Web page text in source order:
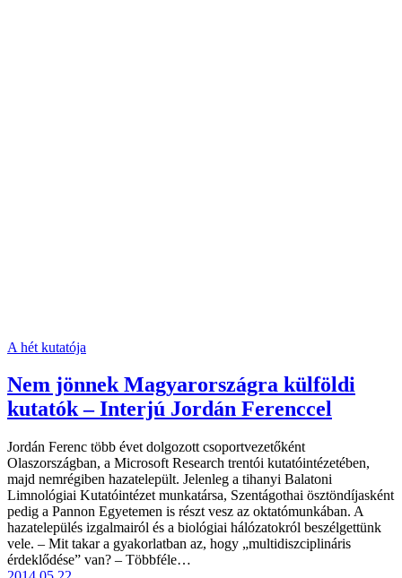
A hét kutatója
Nem jönnek Magyarországra külföldi
kutatók – Interjú Jordán Ferenccel
Jordán Ferenc több évet dolgozott csoportvezetőként
Olaszországban, a Microsoft Research trentói kutatóintézetében,
majd nemrégiben hazatelepült. Jelenleg a tihanyi Balatoni
Limnológiai Kutatóintézet munkatársa, Szentágothai ösztöndíjasként
pedig a Pannon Egyetemen is részt vesz az oktatómunkában. A
hazatelepülés izgalmairól és a biológiai hálózatokról beszélgettünk
vele. – Mit takar a gyakorlatban az, hogy „multidiszciplináris
érdeklődése” van? – Többféle…